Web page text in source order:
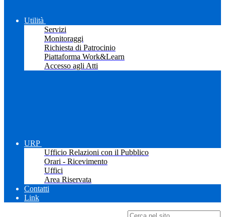
Utilità
Servizi
Monitoraggi
Richiesta di Patrocinio
Piattaforma Work&Learn
Accesso agli Atti
URP
Ufficio Relazioni con il Pubblico
Orari - Ricevimento
Uffici
Area Riservata
Contatti
Link